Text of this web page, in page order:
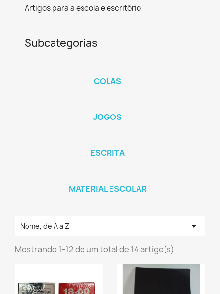
Artigos para a escola e escritório
Subcategorias
COLAS
JOGOS
ESCRITA
MATERIAL ESCOLAR
Nome, de A a Z 
Mostrando 1-12 de um total de 14 artigo(s)